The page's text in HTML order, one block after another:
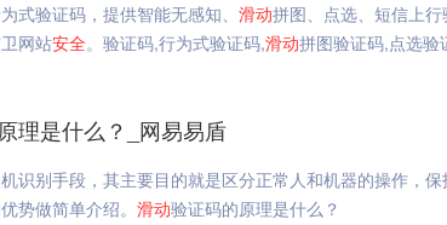
式验证码，提供智能无感知、 滑动拼图、点选、短信上行
网站安全。验证码,行为式验证码,滑动拼图验证码,点选验
理是什么？_网易易盾
识别手段，其主要目的就是区分正常人和机器的操作，保
势做简单介绍。 滑动验证码的原理是什么？